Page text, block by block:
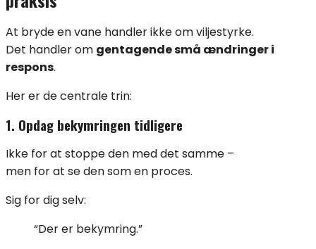
At bryde en vane handler ikke om viljestyrke.
Det handler om gentagende små ændringer i
respons.
Her er de centrale trin:
1. Opdag bekymringen tidligere
Ikke for at stoppe den med det samme –
men for at se den som en proces.
Sig for dig selv:
“Der er bekymring.”